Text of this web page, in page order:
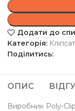
Додати до
Категорія:
Поділитись:
ОПИС
Виробник Poly-Clip